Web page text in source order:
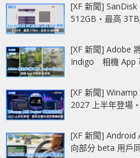
[XF 新聞]
512GB‧最高
[XF 新聞] Adobe
Indigo 相機 App
[XF 新聞]
2027 上半年登場
[XF 新聞]
向部分 beta 用戶